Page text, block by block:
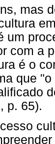
mas
um
com a
é o
que
p. 65).